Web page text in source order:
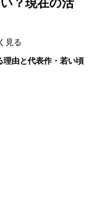
見る
理由と代表作・若い頃